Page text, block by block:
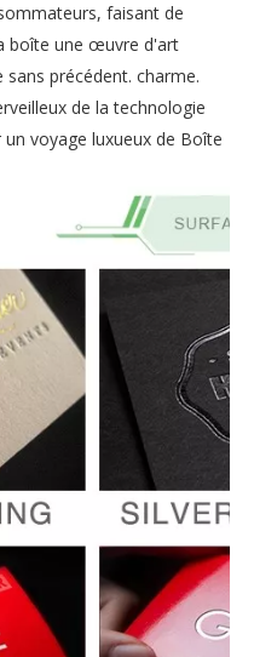
faisant de
boîte une œuvre d'art
précédent. charme.
de la technologie
voyage luxueux de Boîte